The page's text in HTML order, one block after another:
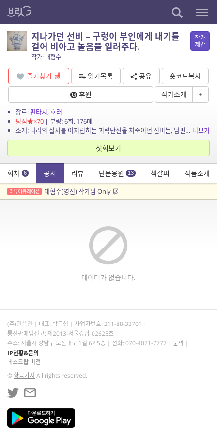
지나가던 선비 – 구렁이 부인에게 내기를
걸어 비아고 놀음을 일러주다.
작가: 대혐수
작가
제안
즐겨찾기 읽기목록 공유
숏코드복사
후원
작가소개 +
장르:판타지,호러
평점
×70| 분량: 6회, 176매
소개: 나라의 질서를 어지럽히는 괴력난신을 처죽이던 선비는, 남편의 복수를 하러 온 구렁이에게 내기를 제안한다. 동이 틀 때 산사의 종이 울리지 않으면 자신을 죽이라고. 그리고 동이 틀 ... 더보기
첫회보기
회차 6 공지 리뷰 단문응원 13 책갈피 작품소개
리뷰어큐레이션 대혐수(영선) 작가님 Only 展
데이터가 없습니다.
(주)민음인 대표: 박근섭 사업자번호: 211-88-33701
통신판매업신고: 제2013-서울강남-02625호
주소: 서울시 강남구 도산대로 1길 62 5층
전화: 070-4021-7777
문의
IP현황&문의
데스크탑 버전
©황금가지 All rights reserved.